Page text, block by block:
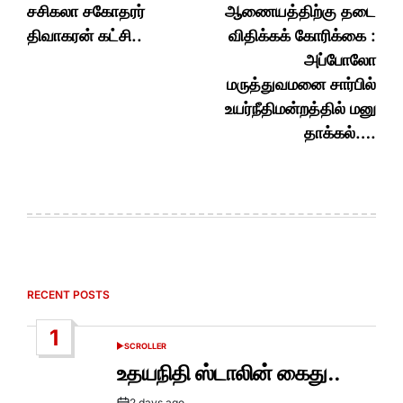
சசிகலா சகோதரர்
திவாகரன் கட்சி..
ஆணையத்திற்கு தடை
விதிக்கக் கோரிக்கை :
அப்போலோ
மருத்துவமனை சார்பில்
உயர்நீதிமன்றத்தில் மனு
தாக்கல்….
RECENT POSTS
1
POSTED
SCROLLER
உதயநிதி ஸ்டாலின் கைது..